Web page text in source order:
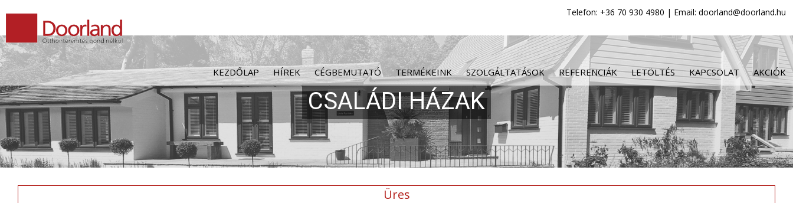
tartalomba
Telefon: +36 70 930 4980 | Email: doorland@doorland.hu
KEZDŐLAP HÍREK CÉGBEMUTATÓ TERMÉKEINK SZOLGÁLTATÁSOK REFERENCIÁK LETÖLTÉS KAPCSOLAT AKCIÓK
Üres